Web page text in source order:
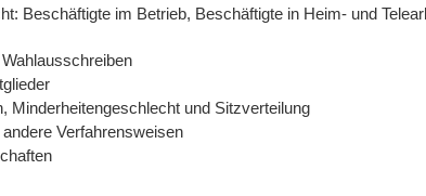
Beschäftigte im Betrieb, Beschäftigte in Heim- und
Minderheitengeschlecht und Sitzverteilung
Verfahrensweisen